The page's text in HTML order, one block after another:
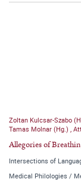
Zoltan Kulcsar-Szabo
Tamas Molnar (Hg.) ,
Allegories of
Intersections of
Medical Philologies /